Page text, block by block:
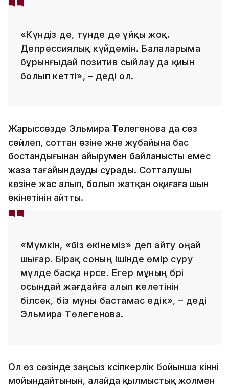
«Күндіз де, түнде де ұйқы жоқ.
Депрессиялық күйдемін. Балаларыма
бұрынғыдай позитив сыйлау да қиын
болып кетті», – деді ол.
Жарыссөзде Эльмира Төлегенова да сөз
сөйлеп, соттан өзіне және жұбайына бас
бостандығынан айырумен байланысты емес
жаза тағайындауды сұрады. Сотталушы
көзіне жас алып, болып жатқан оқиғаға шын
өкінетінін айтты.
«Мүмкін, «біз өкінеміз» деп айту оңай
шығар. Бірақ соның ішінде өмір сүру
мүлде басқа нәрсе. Егер мұның бәрі
осындай жағдайға алып келетінін
білсек, біз мұны бастамас едік», – деді
Эльмира Төлегенова.
Ол өз сөзінде заңсыз кәсіпкерлік бойынша кінәні
мойындайтынын, алайда қылмыстық жолмен